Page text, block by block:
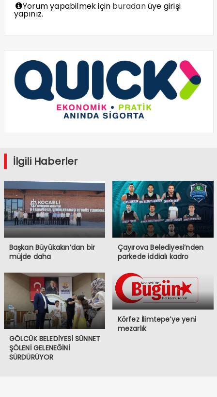
Yorum yapabilmek için buradanüye girişi
yapınız.
İlgili Haberler
Başkan Büyükakın’dan bir
müjde daha
Çayırova Belediyesi’nden
parkede iddialı kadro
GÖLCÜK BELEDİYESİ SÜNNET
ŞÖLENİ GELENEĞİNİ
SÜRDÜRÜYOR
Körfez İlimtepe’ye yeni
mezarlık